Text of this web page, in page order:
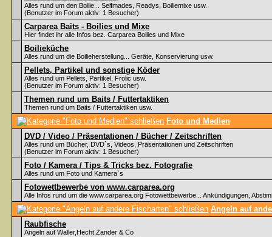
Alles rund um den Boilie... Selfmades, Readys, Boiliemixe usw.
(Benutzer im Forum aktiv: 1 Besucher)
Carparea Baits - Boilies und Mixe
Hier findet ihr alle Infos bez. Carparea Boilies und Mixe
Boilieküche
Alles rund um die Boilieherstellung... Geräte, Konservierung usw.
Pellets, Partikel und sonstige Köder
Alles rund um Pellets, Partikel, Frolic usw.
(Benutzer im Forum aktiv: 1 Besucher)
Themen rund um Baits / Futtertaktiken
Themen rund um Baits / Futtertaktiken usw.
Foto und Medien
DVD / Video / Präsentationen / Bücher / Zeitschriften
Alles rund um Bücher, DVD`s, Videos, Präsentationen und Zeitschriften
(Benutzer im Forum aktiv: 1 Besucher)
Foto / Kamera / Tips & Tricks bez. Fotografie
Alles rund um Foto und Kamera`s
Fotowettbewerbe von www.carparea.org
Alle Infos rund um die www.carparea.org Fotowettbewerbe... Ankündigungen,
Angeln auf
Raubfische
Angeln auf Waller,Hecht,Zander & Co